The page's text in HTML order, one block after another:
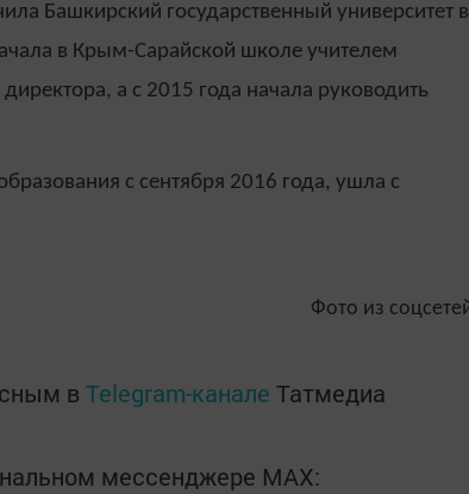
Башкирский государственный университет в
в Крым-Сарайской школе учителем
а с 2015 года начала руководить
с сентября 2016 года, ушла с
Фото из
в Telegram-канале Татмедиа
мессенджере MАХ: